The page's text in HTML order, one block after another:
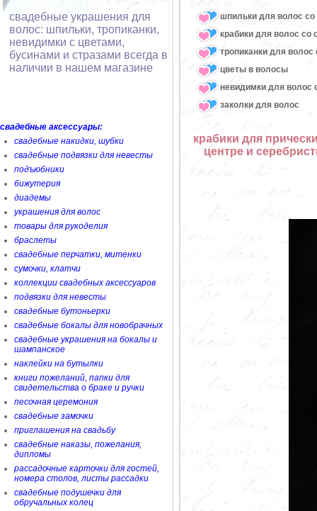
свадебные украшения для
волос: шпильки, тропиканки,
невидимки с цветами,
бусинами и стразами всегда в
наличии в нашем магазине
свадебные аксессуары:
свадебные накидки, шубки
свадебные подвязки для невесты
подъюбники
бижутерия
диадемы
украшения для волос
товары для рукоделия
браслеты
свадебные перчатки, митенки
сумочки, клатчи
коллекции свадебных аксессуаров
подвязки для невесты
свадебные бутоньерки
свадебные бокалы для новобрачных
свадебные украшения на бокалы и
шампанское
наклейки на бутылки
книги пожеланий, папки для
свидетельства о браке и ручки
песочная церемония
свадебные замочки
приглашения на свадьбу
свадебные наказы, пожелания,
дипломы
рассадочные карточки для гостей,
номера столов, листы рассадки
свадебные подушечки для
обручальных колец
шпильки для волос со
крабики для волос со
тропиканки для
цветы в волосы
невидимки для волос
заколки для волос
крабики для
центре и